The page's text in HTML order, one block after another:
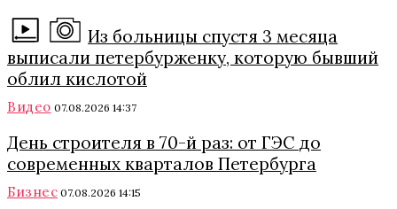
Из больницы спустя 3 месяца
выписали петербурженку, которую бывший
облил кислотой
Видео 07.08.2026 14:37
День строителя в 70-й раз: от ГЭС до
современных кварталов Петербурга
Бизнес 07.08.2026 14:15